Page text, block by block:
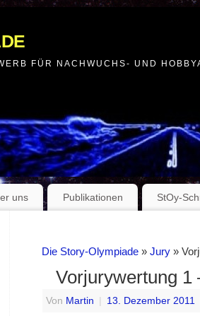
FÜR NACHWUCHS- UND
uns Publikationen StOy-
Die Story-Olympiade » Jury »
Vorjurywertung 1
Von Martin 13. Dezember 2011